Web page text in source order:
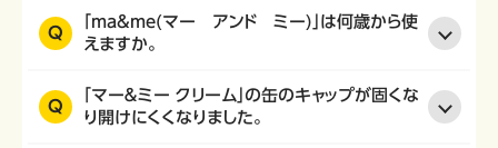
Q
「ma&me(マー アンド ミー)」は何歳から使
えますか。
Q
「マー＆ミー クリーム」の缶のキャップが固くな
り開けにくくなりました。